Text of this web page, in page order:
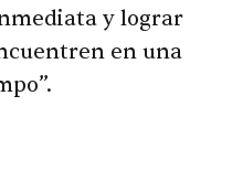
y lograr
en una